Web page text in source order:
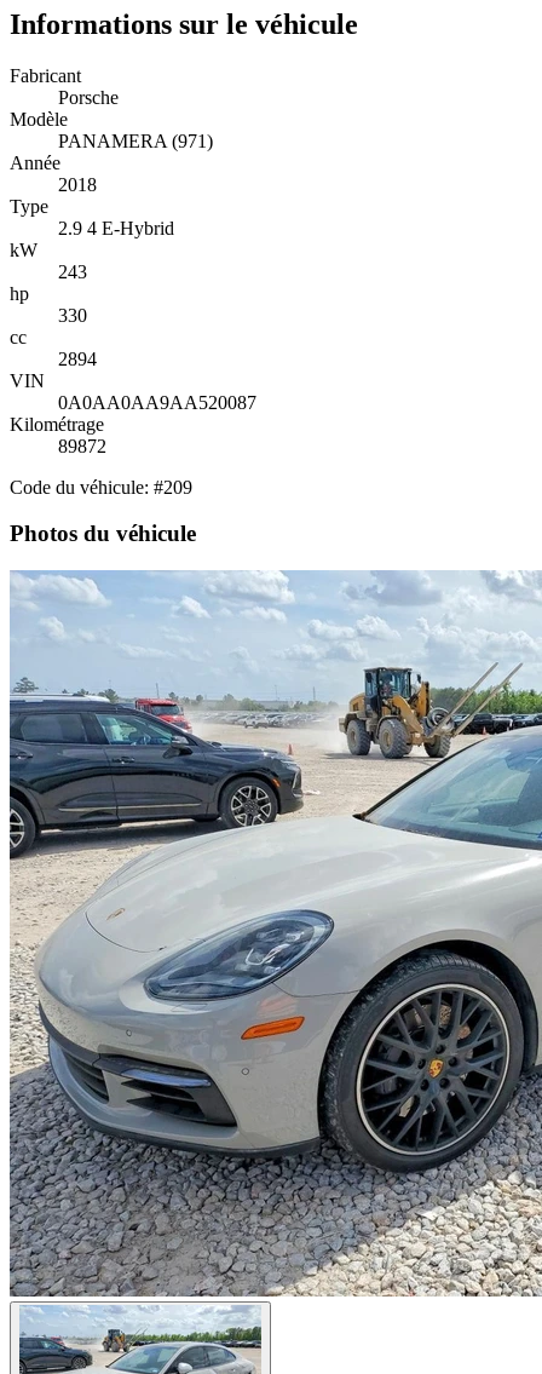
Informations sur le véhicule
Fabricant
Porsche
Modèle
PANAMERA (971)
Année
2018
Type
2.9 4 E-Hybrid
kW
243
hp
330
cc
2894
VIN
0A0AA0AA9AA520087
Kilométrage
89872
Code du véhicule: #209
Photos du véhicule